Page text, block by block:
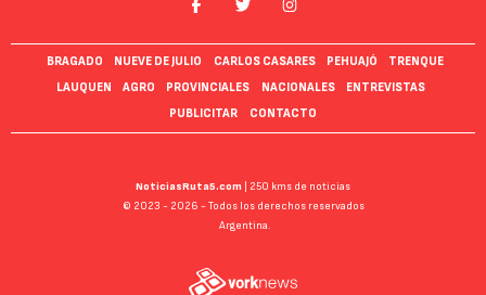
BRAGADO NUEVE DE JULIO CARLOS CASARES PEHUAJÓ
TRENQUE
LAUQUEN
AGRO PROVINCIALES NACIONALES
ENTREVISTAS
PUBLICITAR
CONTACTO
NoticiasRuta5.com
| 250 kms de noticias
© 2023 - 2026 - Todos los derechos reservados
Argentina.